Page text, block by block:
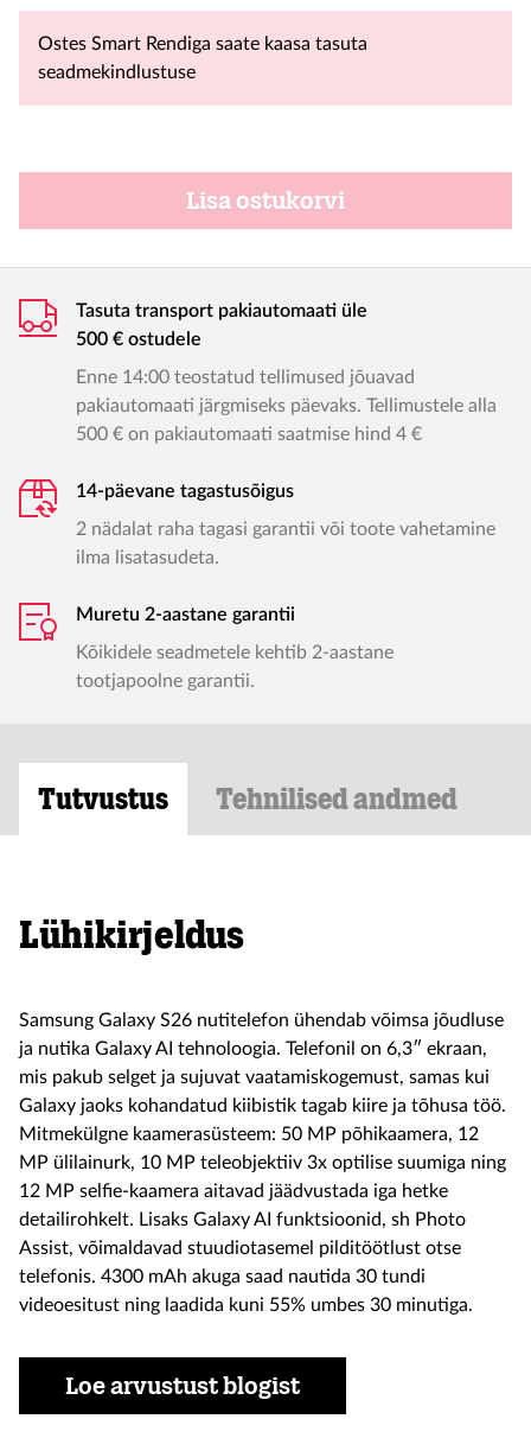
Ostes Smart Rendiga saate kaasa tasuta
seadmekindlustuse
Lisa ostukorvi
Tasuta transport pakiautomaati üle
500 € ostudele
Enne 14:00 teostatud tellimused jõuavad
pakiautomaati järgmiseks päevaks. Tellimustele alla
500 € on pakiautomaati saatmise hind 4 €
14-päevane tagastusõigus
2 nädalat raha tagasi garantii või toote vahetamine
ilma lisatasudeta.
Muretu 2-aastane garantii
Kõikidele seadmetele kehtib 2-aastane
tootjapoolne garantii.
Tutvustus Tehnilised andmed
Lühikirjeldus
Samsung Galaxy S26 nutitelefon ühendab võimsa jõudluse
ja nutika Galaxy AI tehnoloogia. Telefonil on 6,3″ ekraan,
mis pakub selget ja sujuvat vaatamiskogemust, samas kui
Galaxy jaoks kohandatud kiibistik tagab kiire ja tõhusa töö.
Mitmekülgne kaamerasüsteem: 50 MP põhikaamera, 12
MP ülilainurk, 10 MP teleobjektiiv 3x optilise suumiga ning
12 MP selfie-kaamera aitavad jäädvustada iga hetke
detailirohkelt. Lisaks Galaxy AI funktsioonid, sh Photo
Assist, võimaldavad stuudiotasemel pilditöötlust otse
telefonis. 4300 mAh akuga saad nautida 30 tundi
videoesitust ning laadida kuni 55% umbes 30 minutiga.
Loe arvustust blogist